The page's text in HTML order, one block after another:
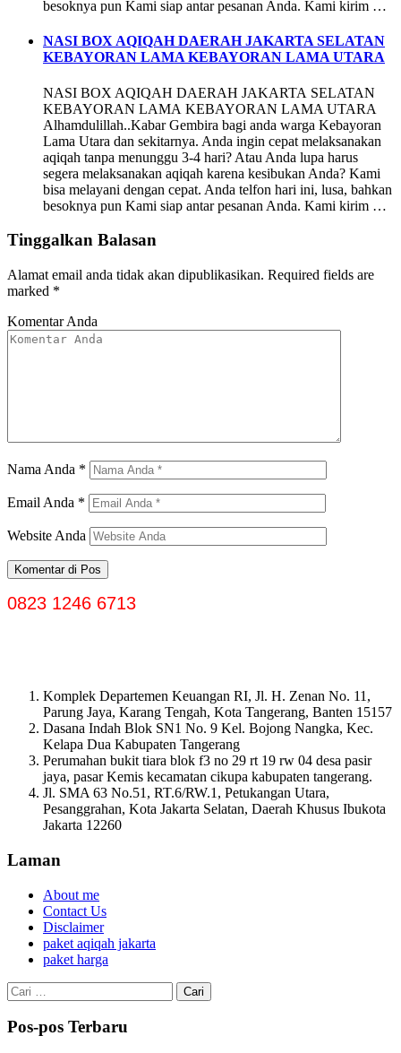
besoknya pun Kami siap antar pesanan Anda. Kami kirim …
NASI BOX AQIQAH DAERAH JAKARTA SELATAN
KEBAYORAN LAMA KEBAYORAN LAMA UTARA
NASI BOX AQIQAH DAERAH JAKARTA SELATAN
KEBAYORAN LAMA KEBAYORAN LAMA UTARA
Alhamdulillah..Kabar Gembira bagi anda warga Kebayoran
Lama Utara dan sekitarnya. Anda ingin cepat melaksanakan
aqiqah tanpa menunggu 3-4 hari? Atau Anda lupa harus
segera melaksanakan aqiqah karena kesibukan Anda? Kami
bisa melayani dengan cepat. Anda telfon hari ini, lusa, bahkan
besoknya pun Kami siap antar pesanan Anda. Kami kirim …
Tinggalkan Balasan
Alamat email anda tidak akan dipublikasikan. Required fields are
marked *
Komentar Anda
Nama Anda *
Email Anda *
Website Anda
0823 1246 6713
Komplek Departemen Keuangan RI, Jl. H. Zenan No. 11,
Parung Jaya, Karang Tengah, Kota Tangerang, Banten 15157
Dasana Indah Blok SN1 No. 9 Kel. Bojong Nangka, Kec.
Kelapa Dua Kabupaten Tangerang
Perumahan bukit tiara blok f3 no 29 rt 19 rw 04 desa pasir
jaya, pasar Kemis kecamatan cikupa kabupaten tangerang.
Jl. SMA 63 No.51, RT.6/RW.1, Petukangan Utara,
Pesanggrahan, Kota Jakarta Selatan, Daerah Khusus Ibukota
Jakarta 12260
Laman
About me
Contact Us
Disclaimer
paket aqiqah jakarta
paket harga
Cari
untuk:
Pos-pos Terbaru